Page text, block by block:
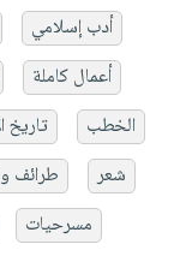
أدب إسلامي
أعمال كاملة
الخطب
تاريخ
شعر
طرائف
مسرحيات